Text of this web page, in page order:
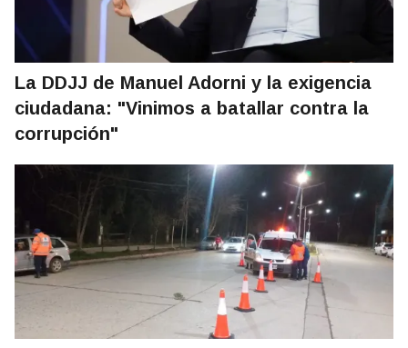
La DDJJ de Manuel Adorni y la exigencia
ciudadana: "Vinimos a batallar contra la
corrupción"